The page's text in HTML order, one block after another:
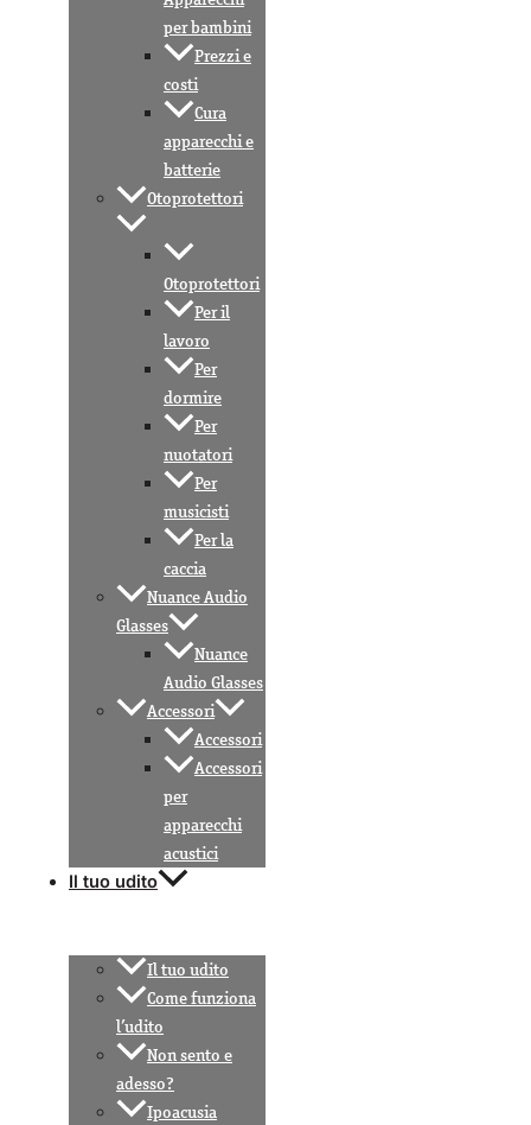
per bambini
Prezzi e
costi
Cura
apparecchi e
batterie
Otoprotettori
Otoprotettori
Per il
lavoro
Per
dormire
Per
nuotatori
Per
musicisti
Per la
caccia
Nuance Audio
Glasses
Nuance
Audio Glasses
Accessori
Accessori
Accessori
per
apparecchi
acustici
Il tuo udito
Il tuo udito
Come funziona
l’udito
Non sento e
adesso?
Ipoacusia